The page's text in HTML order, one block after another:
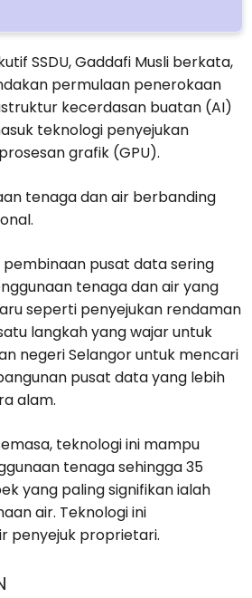
SSDU, Gaddafi Musli berkata,
permulaan penerokaan
kecerdasan buatan (AI)
teknologi penyejukan
grafik (GPU).
tenaga dan air berbanding
pembinaan pusat data sering
tenaga dan air yang
seperti penyejukan rendaman
langkah yang wajar untuk
negeri Selangor untuk mencari
pusat data yang lebih
alam.
teknologi ini mampu
tenaga sehingga 35
yang paling signifikan ialah
air. Teknologi ini
penyejuk proprietari.